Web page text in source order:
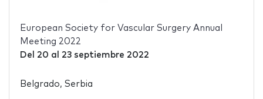
European Society for Vascular Surgery Annual
Meeting 2022
Del 20 al 23 septiembre 2022
Belgrado, Serbia